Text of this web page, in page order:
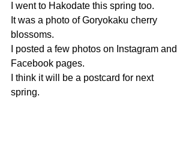
I went to Hakodate this spring too.
It was a photo of Goryokaku cherry
blossoms.
I posted a few photos on Instagram and
Facebook pages.
I think it will be a postcard for next
spring.